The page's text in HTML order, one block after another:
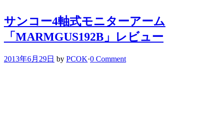
サンコー4軸式モニターアーム
「MARMGUS192B」レビュー
2013年6月29日 by PCOK·0 Comment